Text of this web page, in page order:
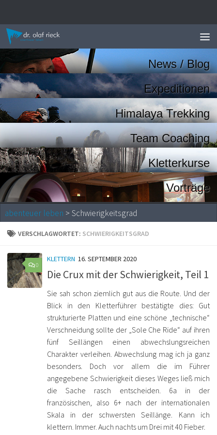
News / Blog
Expeditionen
Himalaya Trekking
Team Coaching
Kletterkurse
Vorträge
abenteuer leben > Schwierigkeitsgrad
VERSCHLAGWORTET: SCHWIERIGKEITSGRAD
0
KLETTERN 16. SEPTEMBER 2020
Die Crux mit der Schwierigkeit, Teil 1
Sie sah schon ziemlich gut aus die Route. Und der
Blick in den Kletterführer bestätigte dies: Gut
strukturierte Platten und eine schöne „technische“
Verschneidung sollte der „Sole Che Ride“ auf ihren
fünf Seillängen einen abwechslungsreichen
Charakter verleihen. Abwechslung mag ich ja ganz
besonders. Doch vor allem die im Führer
angegebene Schwierigkeit dieses Weges ließ mich
die Sache rasch entscheiden. 6a in der
französischen, also 6+ nach der internationalen
Skala in der schwersten Seillänge. Kann ich
klettern. Immer. Auch nachts um Drei mit 40 Fieber.